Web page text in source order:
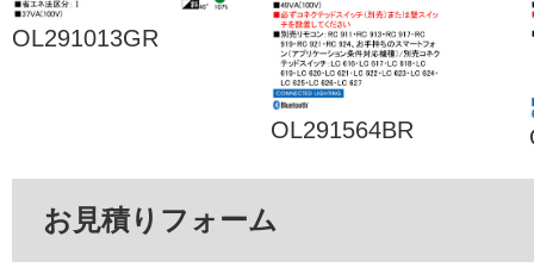
OL291013GR
OL291564BR
お見積りフォーム